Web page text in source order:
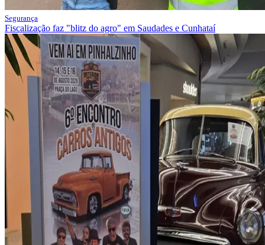
Segurança
Fiscalização faz "blitz do agro" em Saudades e Cunhataí